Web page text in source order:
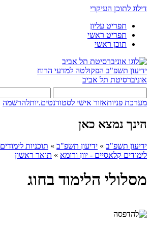
דילוג לתוכן העיקרי
תפריט עליון
תפריט ראשי
תוכן ראשי
ידיעון תשפ"ב הפקולטה למדעי הרוח
אוניברסיטת תל אביב
מערכת פניותאזור אישי לסטודנטים.יותלהרשמה
הינך נמצא כאן
ידיעון תשפ"ב » ידיעון תשפ"ב » תוכניות לימודים
לימודים קלאסיים - יוון ורומא » תואר ראשון
מסלולי הלימוד בחוג